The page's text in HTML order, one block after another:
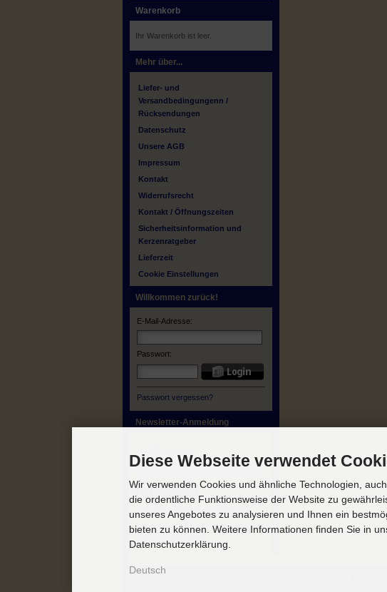
Warenkorb
Ihr Warenkorb ist leer.
Mehr über...
Liefer- und
Versandbedingungenn /
Rücksendungen
Datenschutz
Unsere AGB
Impressum
Kontakt
Widerrufsrecht
Kontakt / Öffnungszeiten
Sicherheitsinformation und
Kerzenratgeber
Lieferzeit
Cookie Einstellungen
Willkommen zurück!
E-Mail-Adresse:
Passwort:
Passwort vergessen?
Newsletter-Anmeldung
Der Newsletter kann jederzeit
hier oder in Ihrem Kundenkonto
Diese Webseite verwendet
Wir verwenden Cookies und ähnliche Technologien,
die ordentliche Funktionsweise der Website zu
unseres Angebotes zu analysieren und Ihnen ein
bieten zu können. Weitere Informationen finden Sie in
Datenschutzerklärung.
Deutsch